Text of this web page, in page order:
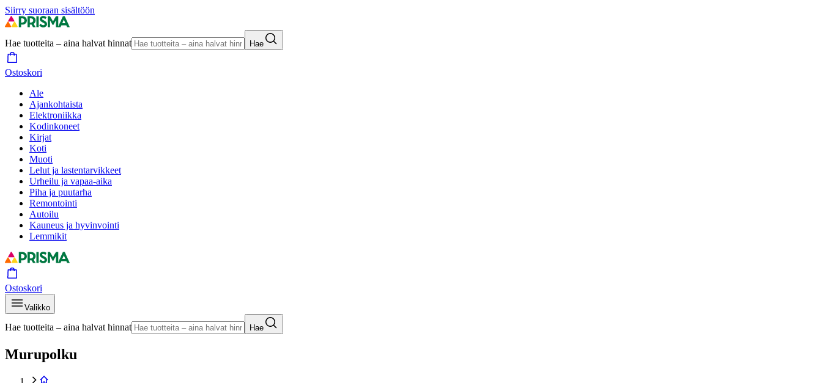
Siirry suoraan sisältöön
Hae tuotteita – aina halvat hinnat Hae
Ostoskori
Ale
Ajankohtaista
Elektroniikka
Kodinkoneet
Kirjat
Koti
Muoti
Lelut ja lastentarvikkeet
Urheilu ja vapaa-aika
Piha ja puutarha
Remontointi
Autoilu
Kauneus ja hyvinvointi
Lemmikit
Ostoskori
Valikko
Hae tuotteita – aina halvat hinnat Hae
Murupolku